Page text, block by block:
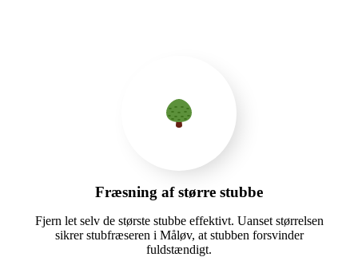
Fræsning af større stubbe
Fjern let selv de største stubbe effektivt. Uanset størrelsen
sikrer stubfræseren i Måløv, at stubben forsvinder
fuldstændigt.